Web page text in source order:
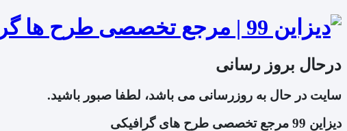
درحال بروز رسانی
سایت در حال به روزرسانی می باشد، لطفا صبور باشید.
دیزاین 99 مرجع تخصصی طرح های گرافیکی